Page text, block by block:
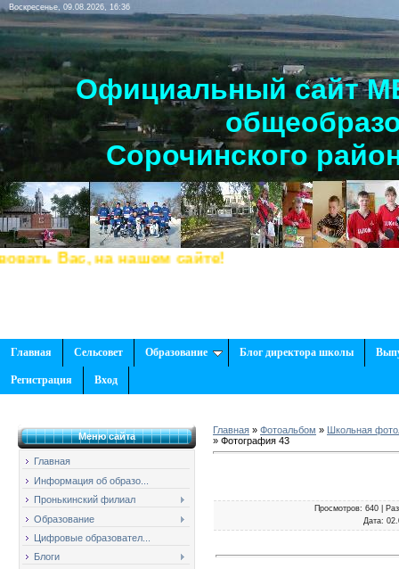
Воскресенье, 09.08.2026, 16:36
Официальный сайт
Сорочинского
Вас, на нашем сайте!
Главная Сельсовет Образование Блог директора школы
Регистрация Вход
Меню сайта
Главная
Информация об образо...
Пронькинский филиал
Образование
Цифровые образовател...
Блоги
Главная » Фотоальбом » Школьная
» Фотография 43
Просмотров: 640 |
Дата: